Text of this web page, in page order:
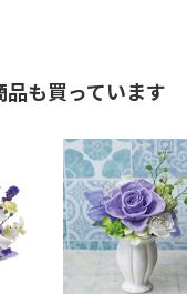
も買っています